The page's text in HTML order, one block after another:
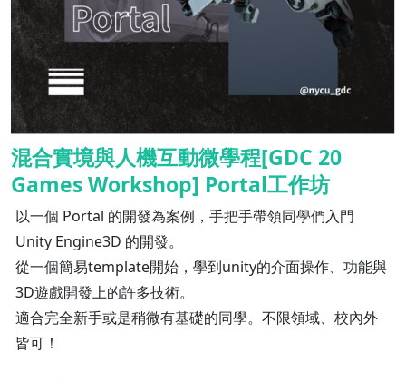
混合實境與人機互動微學程[GDC 20
Games Workshop] Portal工作坊
以一個 Portal 的開發為案例，手把手帶領同學們入門
Unity Engine3D 的開發。
從一個簡易template開始，學到unity的介面操作、功能與
3D遊戲開發上的許多技術。
適合完全新手或是稍微有基礎的同學。不限領域、校內外
皆可！